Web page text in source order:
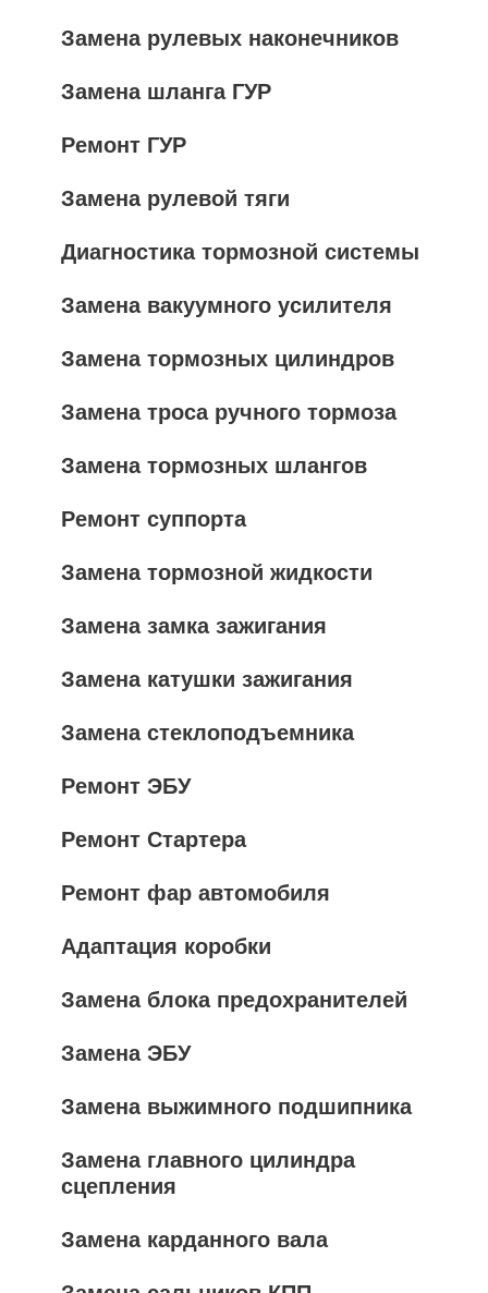
Замена рулевых наконечников
Замена шланга ГУР
Ремонт ГУР
Замена рулевой тяги
Диагностика тормозной системы
Замена вакуумного усилителя
Замена тормозных цилиндров
Замена троса ручного тормоза
Замена тормозных шлангов
Ремонт суппорта
Замена тормозной жидкости
Замена замка зажигания
Замена катушки зажигания
Замена стеклоподъемника
Ремонт ЭБУ
Ремонт Стартера
Ремонт фар автомобиля
Адаптация коробки
Замена блока предохранителей
Замена ЭБУ
Замена выжимного подшипника
Замена главного цилиндра
сцепления
Замена карданного вала